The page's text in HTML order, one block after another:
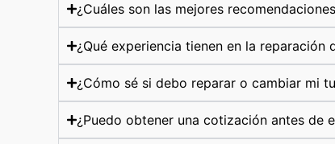
¿Cuáles son las mejores
¿Qué experiencia tienen en la reparación
¿Cómo sé si debo reparar o cambiar mi
¿Puedo obtener una cotización antes de